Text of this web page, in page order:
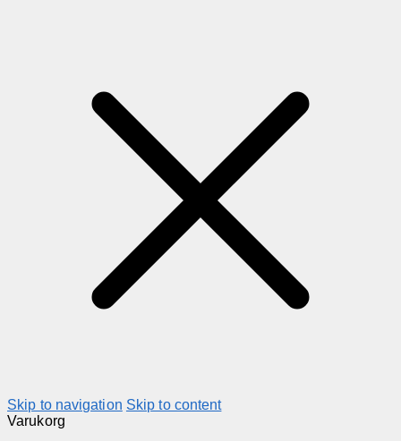
Skip to navigation Skip to content
Varukorg